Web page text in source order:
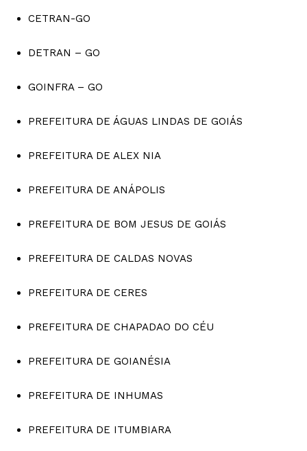
CETRAN-GO
DETRAN – GO
GOINFRA – GO
PREFEITURA DE ÁGUAS LINDAS DE GOIÁS
PREFEITURA DE ALEX NIA
PREFEITURA DE ANÁPOLIS
PREFEITURA DE BOM JESUS DE GOIÁS
PREFEITURA DE CALDAS NOVAS
PREFEITURA DE CERES
PREFEITURA DE CHAPADAO DO CÉU
PREFEITURA DE GOIANÉSIA
PREFEITURA DE INHUMAS
PREFEITURA DE ITUMBIARA